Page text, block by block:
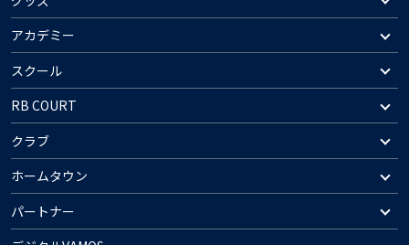
アカデミー
スクール
RB COURT
クラブ
ホームタウン
パートナー